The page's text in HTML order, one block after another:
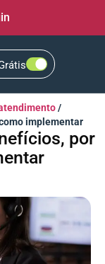
/
implementar
por